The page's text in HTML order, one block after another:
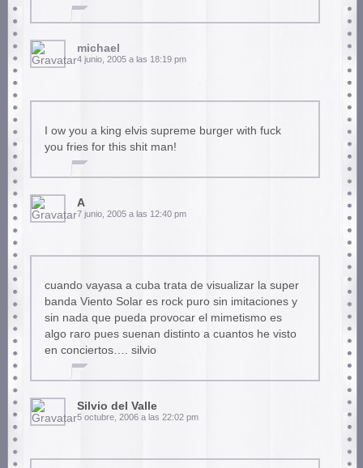
michael
4 junio, 2005 a las 18:19 pm
I ow you a king elvis supreme burger with fuck
you fries for this shit man!
A
7 junio, 2005 a las 12:40 pm
cuando vayasa a cuba trata de visualizar la super
banda Viento Solar es rock puro sin imitaciones y
sin nada que pueda provocar el mimetismo es
algo raro pues suenan distinto a cuantos he visto
en conciertos…. silvio
Silvio del Valle
5 octubre, 2006 a las 22:02 pm